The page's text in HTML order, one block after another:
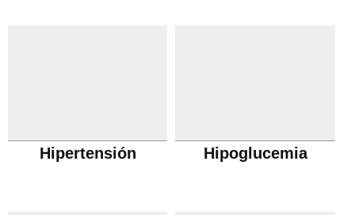
Hipertensión Hipoglucemia